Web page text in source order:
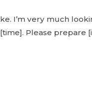
I’m very much
Please prepare